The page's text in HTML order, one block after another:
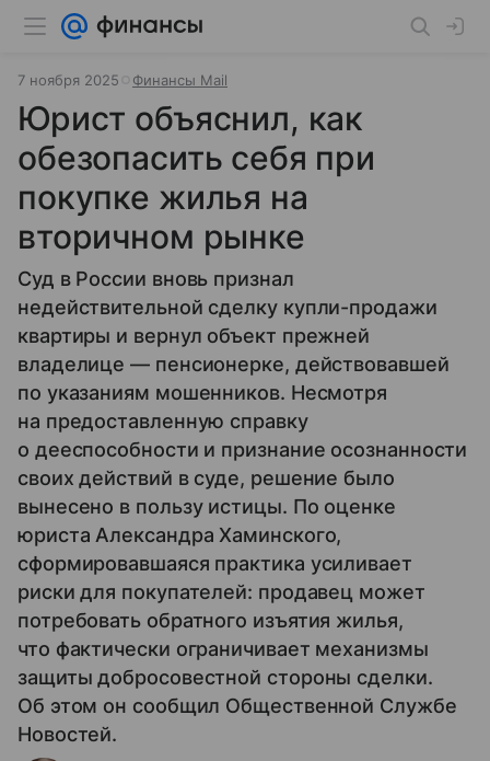
7 ноября 2025 Финансы Mail
Юрист объяснил, как
обезопасить себя при
покупке жилья на
вторичном рынке
Суд в России вновь признал
недействительной сделку купли-продажи
квартиры и вернул объект прежней
владелице — пенсионерке, действовавшей
по указаниям мошенников. Несмотря
на предоставленную справку
о дееспособности и признание осознанности
своих действий в суде, решение было
вынесено в пользу истицы. По оценке
юриста Александра Хаминского,
сформировавшаяся практика усиливает
риски для покупателей: продавец может
потребовать обратного изъятия жилья,
что фактически ограничивает механизмы
защиты добросовестной стороны сделки.
Об этом он сообщил Общественной Службе
Новостей.